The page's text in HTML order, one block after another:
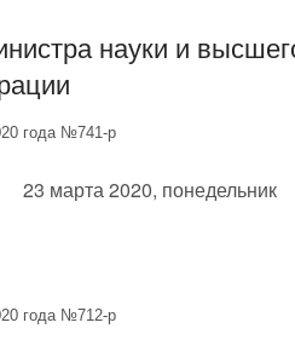
науки и
года №741-р
23 марта 2020, понедельник
года №712-р